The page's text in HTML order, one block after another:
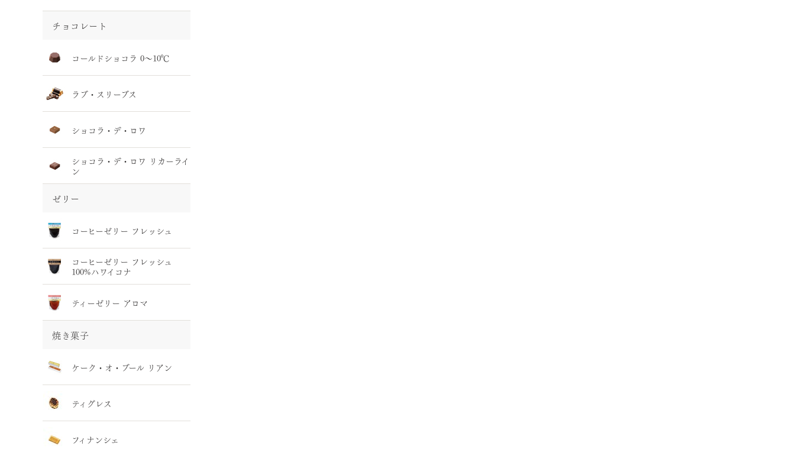
チョコレート
コールドショコラ 0～10℃
ラブ・スリーブス
ショコラ・デ・ロワ
ショコラ・デ・ロワ リカーライ
ン
ゼリー
コーヒーゼリー フレッシュ
コーヒーゼリー フレッシュ
100%ハワイコナ
ティーゼリー アロマ
焼き菓子
ケーク・オ・ブール リアン
ティグレス
フィナンシェ